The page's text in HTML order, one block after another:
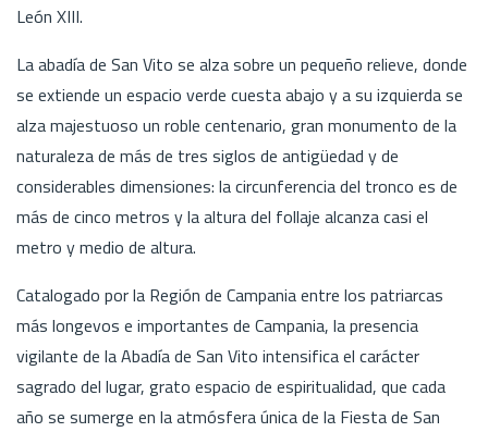
León XIII.
La abadía de San Vito se alza sobre un pequeño relieve, donde
se extiende un espacio verde cuesta abajo y a su izquierda se
alza majestuoso un roble centenario, gran monumento de la
naturaleza de más de tres siglos de antigüedad y de
considerables dimensiones: la circunferencia del tronco es de
más de cinco metros y la altura del follaje alcanza casi el
metro y medio de altura.
Catalogado por la Región de Campania entre los patriarcas
más longevos e importantes de Campania, la presencia
vigilante de la Abadía de San Vito intensifica el carácter
sagrado del lugar, grato espacio de espiritualidad, que cada
año se sumerge en la atmósfera única de la Fiesta de San